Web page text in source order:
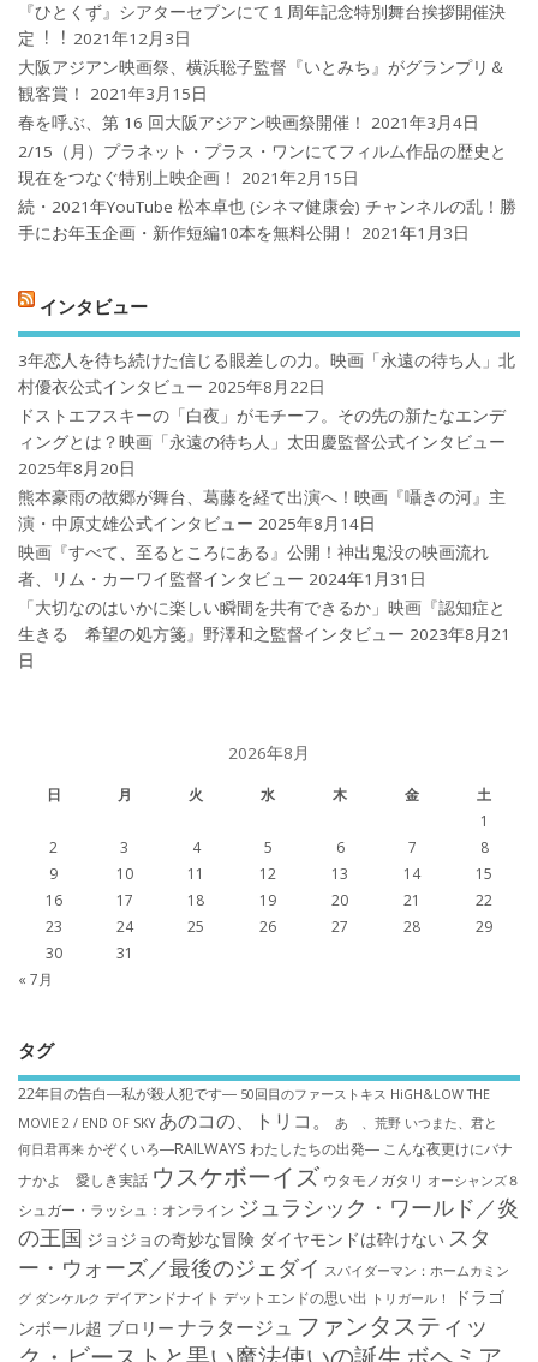
『ひとくず』シアターセブンにて１周年記念特別舞台挨拶開催決
定︕︕ 2021年12月3日
大阪アジアン映画祭、横浜聡子監督『いとみち』がグランプリ＆
観客賞！
2021年3月15日
春を呼ぶ、第 16 回大阪アジアン映画祭開催！
2021年3月4日
2/15（月）プラネット・プラス・ワンにてフィルム作品の歴史と
現在をつなぐ特別上映企画！
2021年2月15日
続・2021年YouTube 松本卓也 (シネマ健康会) チャンネルの乱！勝
手にお年玉企画・新作短編10本を無料公開！
2021年1月3日
インタビュー
3年恋人を待ち続けた信じる眼差しの力。映画「永遠の待ち人」北
村優衣公式インタビュー 2025年8月22日
ドストエフスキーの「白夜」がモチーフ。その先の新たなエンデ
ィングとは？映画「永遠の待ち人」太田慶監督公式インタビュー
2025年8月20日
熊本豪雨の故郷が舞台、葛藤を経て出演へ！映画『囁きの河』主
演・中原丈雄公式インタビュー 2025年8月14日
映画『すべて、至るところにある』公開！神出鬼没の映画流れ
者、リム・カーワイ監督インタビュー 2024年1月31日
「大切なのはいかに楽しい瞬間を共有できるか」映画『認知症と
生きる 希望の処方箋』野澤和之監督インタビュー 2023年8月21
日
2026年8月
日 月 火 水 木 金
土
1
2
3 4 5 6 7
8
9
10 11 12 13 14
15
16
17 18 19 20 21
22
23
24 25 26 27 28
29
30
31
« 7月
タグ
22年目の告白―私が殺人犯です― 50回目のファーストキス HiGH&LOW THE
MOVIE 2 / END OF SKY あのコの、トリコ。 あゝ、荒野 いつまた、君と
何日君再来 かぞくいろ―RAILWAYS わたしたちの出発― こんな夜更けにバナ
ナかよ 愛しき実話 ウスケボーイズ ウタモノガタリ オーシャンズ８
シュガー・ラッシュ：オ​ンライン ジュラシック・ワールド／炎
の王国 ジョジョの奇妙な冒険 ダイヤモンドは砕けない スタ
ー・ウォーズ／最後のジェダイ スパイダーマン：ホームカミン
グ ダンケルク デイアンドナイト デットエンドの思い出 トリガール！
ドラゴ
ンボール超 ブロリー ナラタージュ ファンタスティッ